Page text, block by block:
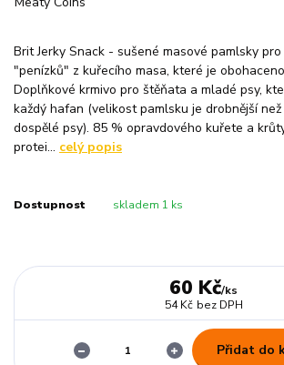
Brit Jerky Snack - sušené masové pamlsky
"penízků" z kuřecího masa, které je
Doplňkové krmivo pro štěňata a mladé psy,
každý hafan (velikost pamlsku je drobnější
dospělé psy). 85 % opravdového kuřete a
protei... celý popis
Dostupnost skladem 1 ks
60 Kč/ks
54 Kč bez DPH
Přidat do